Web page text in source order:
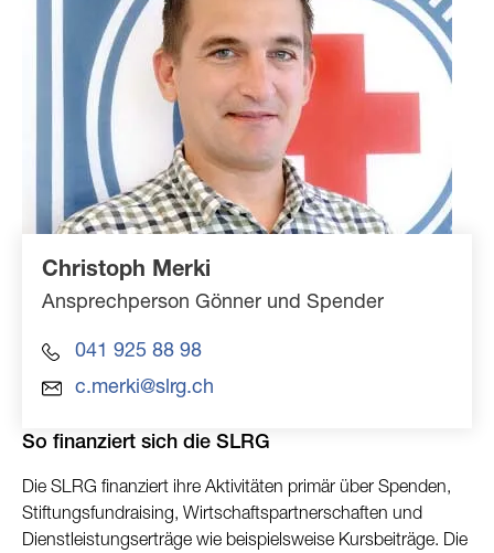
Christoph Merki
Ansprechperson Gönner und Spender
041 925 88 98
c.merki@slrg.ch
So finanziert sich die SLRG
Die SLRG finanziert ihre Aktivitäten primär über Spenden,
Stiftungsfundraising, Wirtschaftspartnerschaften und
Dienstleistungserträge wie beispielsweise Kursbeiträge. Die